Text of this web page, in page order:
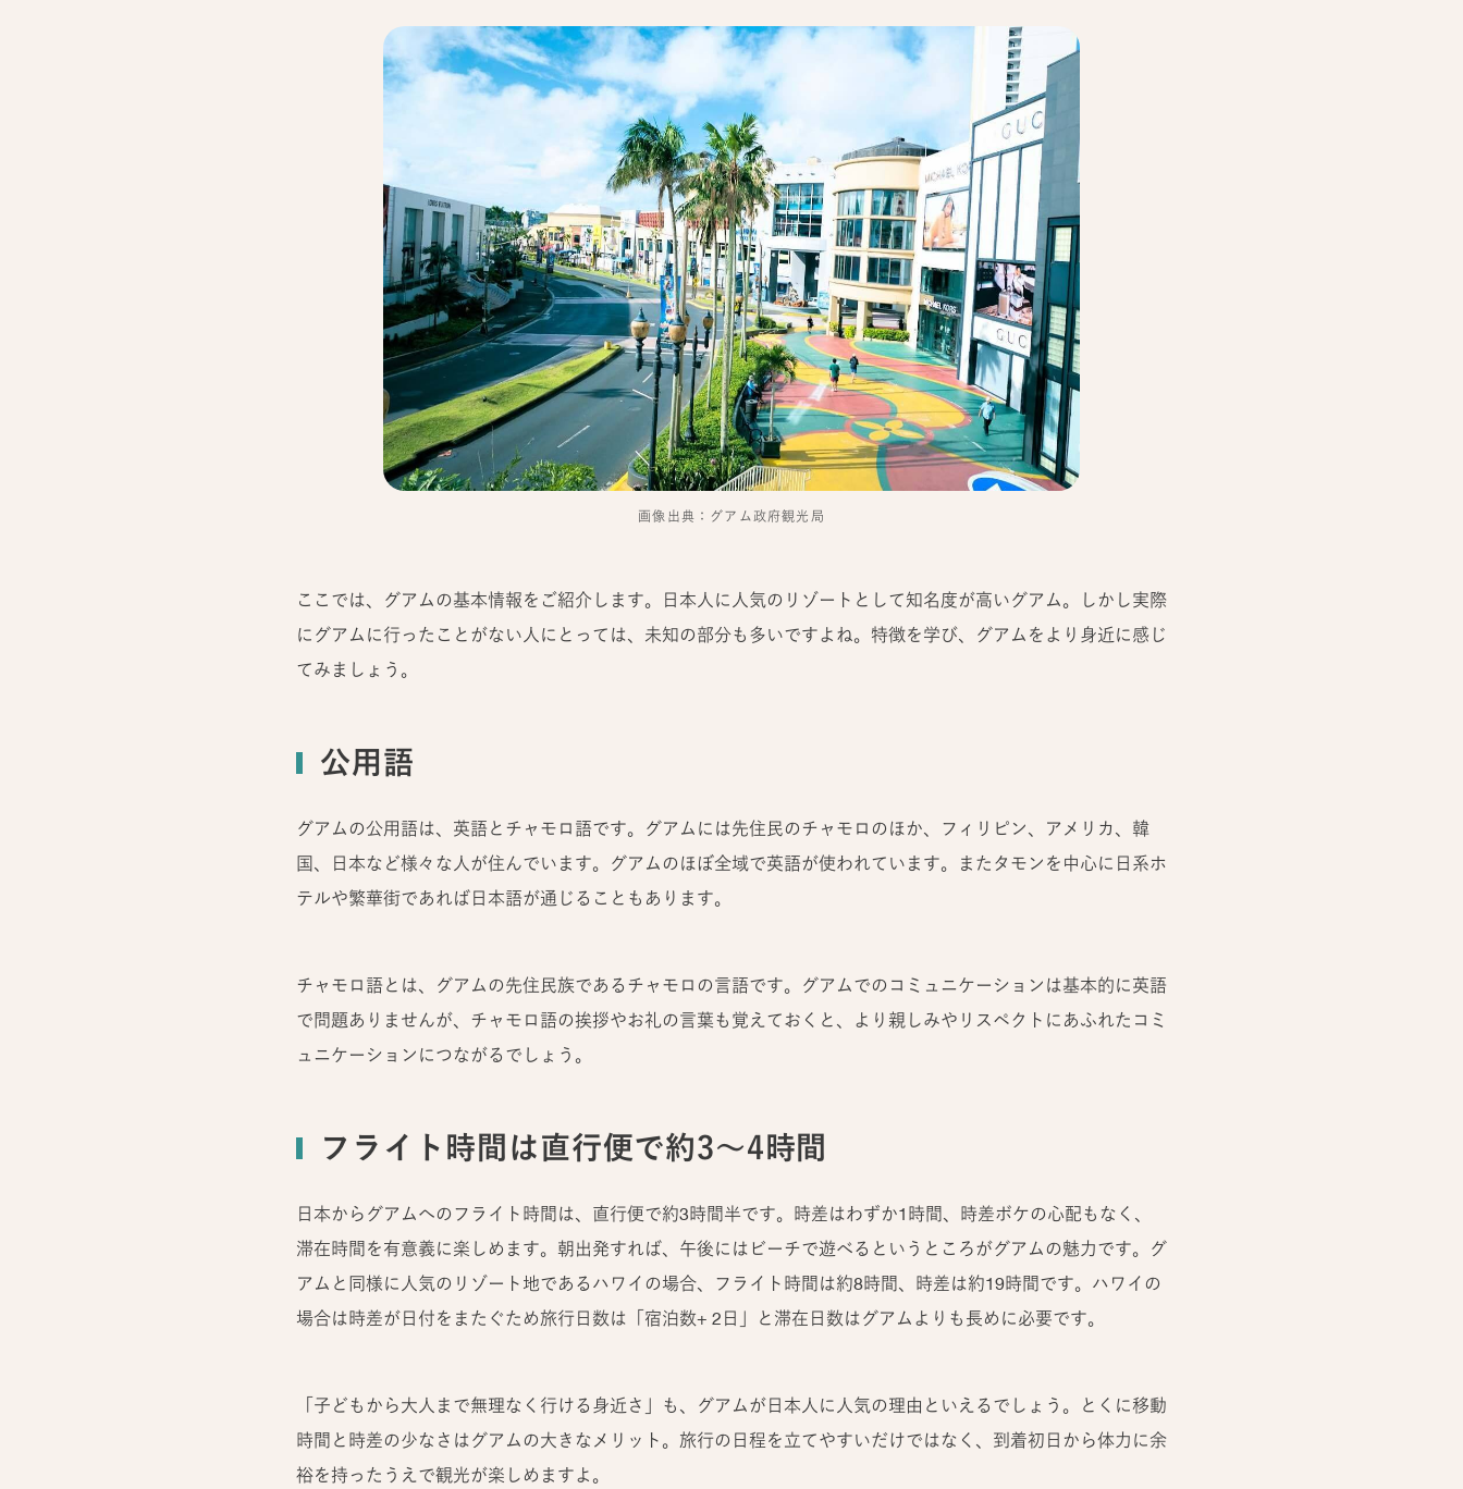
画像出典：グアム政府観光局
ここでは、グアムの基本情報をご紹介します。日本人に人気のリゾートとして知名度が高いグアム。しかし実際
にグアムに行ったことがない人にとっては、未知の部分も多いですよね。特徴を学び、グアムをより身近に感じ
てみましょう。
公用語
グアムの公用語は、英語とチャモロ語です。グアムには先住民のチャモロのほか、フィリピン、アメリカ、韓
国、日本など様々な人が住んでいます。グアムのほぼ全域で英語が使われています。またタモンを中心に日系ホ
テルや繁華街であれば日本語が通じることもあります。
チャモロ語とは、グアムの先住民族であるチャモロの言語です。グアムでのコミュニケーションは基本的に英語
で問題ありませんが、チャモロ語の挨拶やお礼の言葉も覚えておくと、より親しみやリスペクトにあふれたコミ
ュニケーションにつながるでしょう。
フライト時間は直行便で約3～4時間
日本からグアムへのフライト時間は、直行便で約3時間半です。時差はわずか1時間、時差ボケの心配もなく、
滞在時間を有意義に楽しめます。朝出発すれば、午後にはビーチで遊べるというところがグアムの魅力です。グ
アムと同様に人気のリゾート地であるハワイの場合、フライト時間は約8時間、時差は約19時間です。ハワイの
場合は時差が日付をまたぐため旅行日数は「宿泊数+ 2日」と滞在日数はグアムよりも長めに必要です。
「子どもから大人まで無理なく行ける身近さ」も、グアムが日本人に人気の理由といえるでしょう。とくに移動
時間と時差の少なさはグアムの大きなメリット。旅行の日程を立てやすいだけではなく、到着初日から体力に余
裕を持ったうえで観光が楽しめますよ。